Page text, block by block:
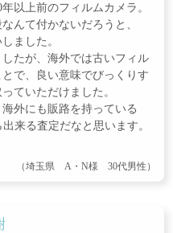
以上前のフィルムカメラ。
んて付かないだろうと、
ました。
たが、海外では古いフィル
で、良い意味でびっくりす
ていただけました。
外にも販路を持っている
来る査定だなと思います。
（埼玉県 A・N様 30代男性）